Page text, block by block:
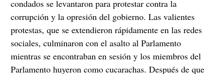
condados se levantaron para protestar contra la
corrupción y la opresión del gobierno. Las valientes
protestas, que se extendieron rápidamente en las redes
sociales, culminaron con el asalto al Parlamento
mientras se encontraban en sesión y los miembros del
Parlamento huyeron como cucarachas. Después de que